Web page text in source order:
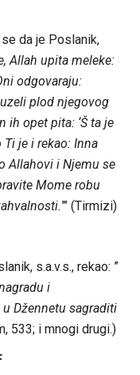
se da je Poslanik,
Allah upita meleke:
odgovaraju:
uzeli plod njegovog
ih opet pita: ‘Š ta je
Ti je i rekao: Inna
Allahovi i Njemu se
Mome robu
”’ (Tirmizi)
s.a.v.s., rekao: ”
i
Džennetu sagraditi
533; i mnogi drugi.)